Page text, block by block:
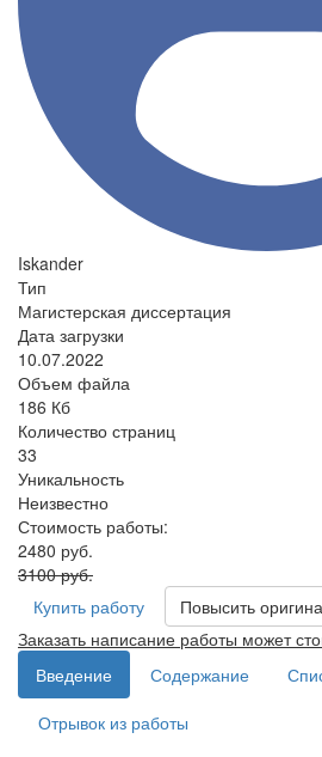
Iskander
Тип
Магистерская диссертация
Дата загрузки
10.07.2022
Объем файла
186 Кб
Количество страниц
33
Уникальность
Неизвестно
Стоимость работы:
2480 руб.
3100 руб.
Купить работу
Повысить
Заказать написание работы может
Введение
Содержание
Отрывок из работы